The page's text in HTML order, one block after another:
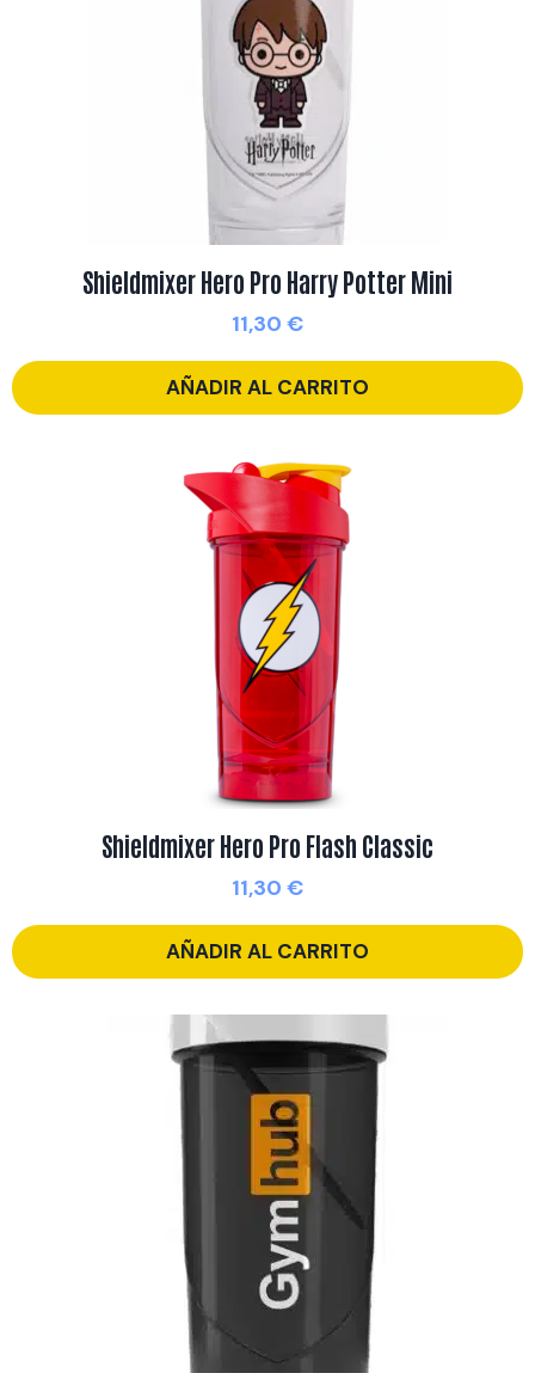
Shieldmixer Hero Pro Harry Potter Mini
11,30 €
AÑADIR AL CARRITO
Shieldmixer Hero Pro Flash Classic
11,30 €
AÑADIR AL CARRITO